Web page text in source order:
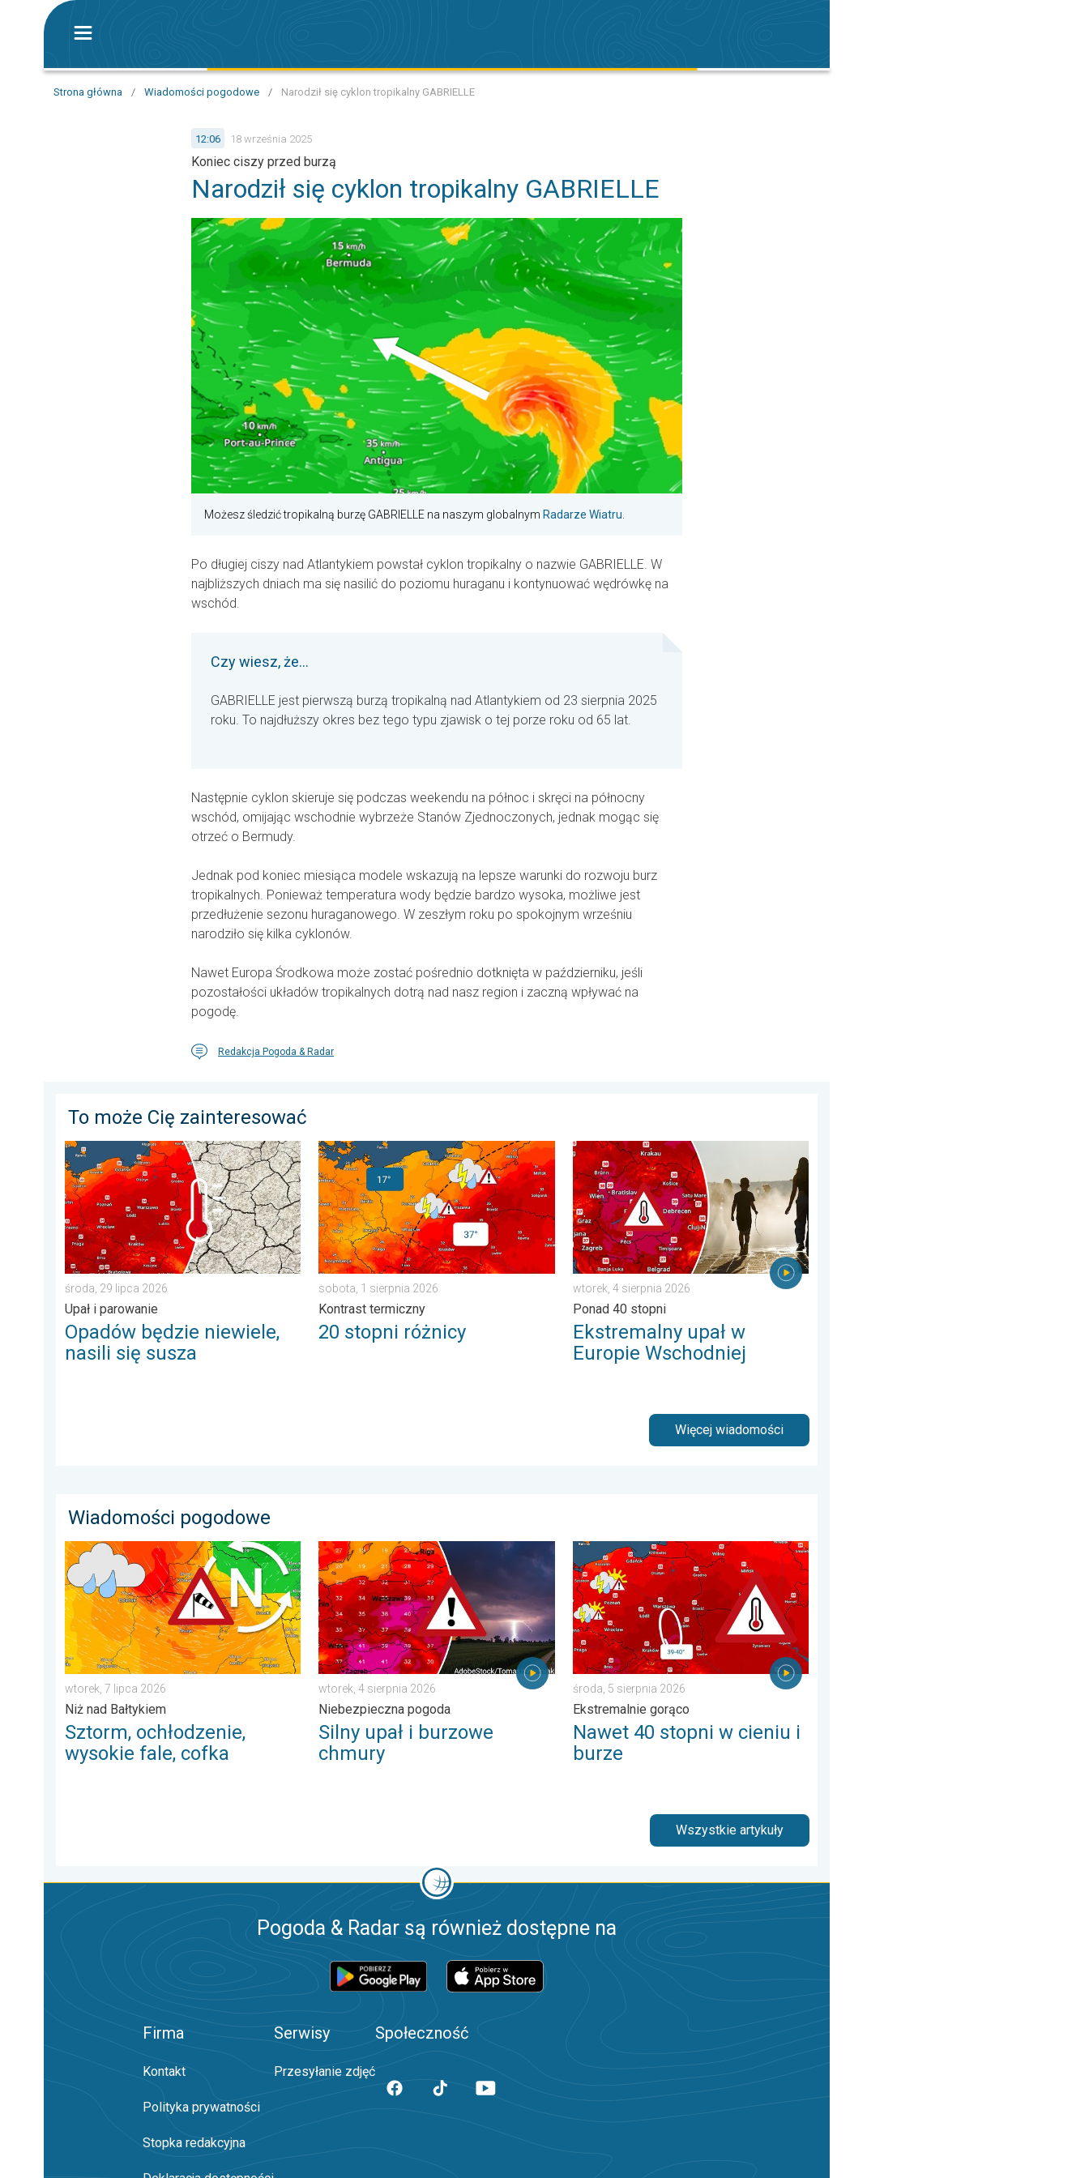
Strona główna / Wiadomości pogodowe / Narodził się cyklon tropikalny GABRIELLE
12:06 18 września 2025
Koniec ciszy przed burzą
Narodził się cyklon tropikalny GABRIELLE
Możesz śledzić tropikalną burzę GABRIELLE na naszym globalnym Radarze Wiatru.
Po długiej ciszy nad Atlantykiem powstał cyklon tropikalny o nazwie GABRIELLE. W
najbliższych dniach ma się nasilić do poziomu huraganu i kontynuować wędrówkę na
wschód.
Czy wiesz, że...
GABRIELLE jest pierwszą burzą tropikalną nad Atlantykiem od 23 sierpnia 2025
roku. To najdłuższy okres bez tego typu zjawisk o tej porze roku od 65 lat.
Następnie cyklon skieruje się podczas weekendu na północ i skręci na północny
wschód, omijając wschodnie wybrzeże Stanów Zjednoczonych, jednak mogąc się
otrzeć o Bermudy.
Jednak pod koniec miesiąca modele wskazują na lepsze warunki do rozwoju burz
tropikalnych. Ponieważ temperatura wody będzie bardzo wysoka, możliwe jest
przedłużenie sezonu huraganowego. W zeszłym roku po spokojnym wrześniu
narodziło się kilka cyklonów.
Nawet Europa Środkowa może zostać pośrednio dotknięta w październiku, jeśli
pozostałości układów tropikalnych dotrą nad nasz region i zaczną wpływać na
pogodę.
Redakcja Pogoda & Radar
To może Cię zainteresować
Opadów będzie niewiele, nasili się susza. Upał i parowanie. . . środa, 29 lipca 2026
środa, 29 lipca 2026
Upał i parowanie
Opadów będzie niewiele,
nasili się susza
20 stopni różnicy. Kontrast termiczny. . . sobota, 1 sierpnia 2026
sobota, 1 sierpnia 2026
Kontrast termiczny
20 stopni różnicy
Ekstremalny upał w Europie Wschodniej. Ponad 40 stopni. . . wtorek, 4 sierpnia 2026
wtorek, 4 sierpnia 2026
Ponad 40 stopni
Ekstremalny upał w
Europie Wschodniej
Więcej wiadomości
Wiadomości pogodowe
Sztorm, ochłodzenie, wysokie fale, cofka. Niż nad Bałtykiem. . . wtorek, 7 lipca 2026
wtorek, 7 lipca 2026
Niż nad Bałtykiem
Sztorm, ochłodzenie,
wysokie fale, cofka
Silny upał i burzowe chmury. Niebezpieczna pogoda. . . wtorek, 4 sierpnia 2026
wtorek, 4 sierpnia 2026
Niebezpieczna pogoda
Silny upał i burzowe
chmury
Nawet 40 stopni w cieniu i burze. Ekstremalnie gorąco. . . środa, 5 sierpnia 2026
środa, 5 sierpnia 2026
Ekstremalnie gorąco
Nawet 40 stopni w cieniu i
burze
Wszystkie artykuły
Pogoda & Radar są również dostępne na
Firma
Kontakt
Polityka prywatności
Stopka redakcyjna
Serwisy
Przesyłanie zdjęć
Społeczność